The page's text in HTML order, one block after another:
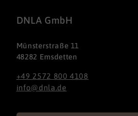
DNLA GmbH
Münsterstraße 11
48282 Emsdetten
+49 2572 800 4108
info@dnla.de